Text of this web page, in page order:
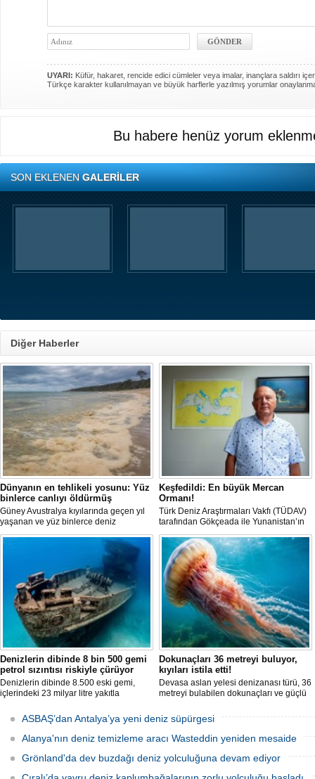
UYARI: Küfür, hakaret, rencide edici cümleler veya imalar, inançlara saldırı
Türkçe karakter kullanılmayan ve büyük harflerle yazılmış yorumlar
Bu habere henüz yorum
SON EKLENENGALERİLER
Diğer Haberler
Dünyanın en tehlikeli yosunu: Yüz
binlerce canlıyı öldürmüş
Güney Avustralya kıyılarında geçen yıl
yaşanan ve yüz binlerce deniz
canlısının ölümüne yol açan çevre
felaketinin arkasındaki yosun türü
incelendi. Araştırmacılar, söz konusu
mikroalgin bugüne kadar incelenen
türler arasında en zehirli örnek
olduğunu ortaya çıkardı.
Keşfedildi: En büyük Mercan
Ormanı!
Türk Deniz Araştırmaları Vakfı (TÜDAV)
tarafından Gökçeada ile Yunanistan’ın
Semadirek Adası arasında yürütülen
araştırmada, Türkiye kara sularında 70
ila 120 metre derinlikte ve 2
kilometreden fazla uzunlukta, Ege
Denizi’ndeki en büyük mercan ormanı
keşfedildi.
Denizlerin dibinde 8 bin 500 gemi
petrol sızıntısı riskiyle çürüyor
Denizlerin dibinde 8.500 eski gemi,
içlerindeki 23 milyar litre yakıtla
enkazlardan olası petrol sızıntılarının
deniz ekosistemleri için büyük bir tehdit
oluşturduğunu belirtiyor.
Dokunaçları 36 metreyi buluyor,
kıyıları istila etti!
Devasa aslan yelesi denizanası türü, 36
metreyi bulabilen dokunaçları ve güçlü
akıntıların bu olağan dışı yoğunluğa
neden olduğunu belirtiyor.
ASBAŞ’dan Antalya’ya yeni deniz süpürgesi
Alanya'nın deniz temizleme aracı Wasteddin yeniden mesaide
Grönland'da dev buzdağı deniz yolculuğuna devam ediyor